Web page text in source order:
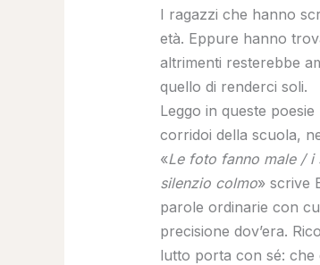
I ragazzi che hanno
età. Eppure hanno
altrimenti resterebbe
quello di renderci soli.
Leggo in queste
corridoi della scuola,
«Le foto fanno male / i
silenzio colmo» scrive
parole ordinarie con
precisione dov’era.
lutto porta con sé: che